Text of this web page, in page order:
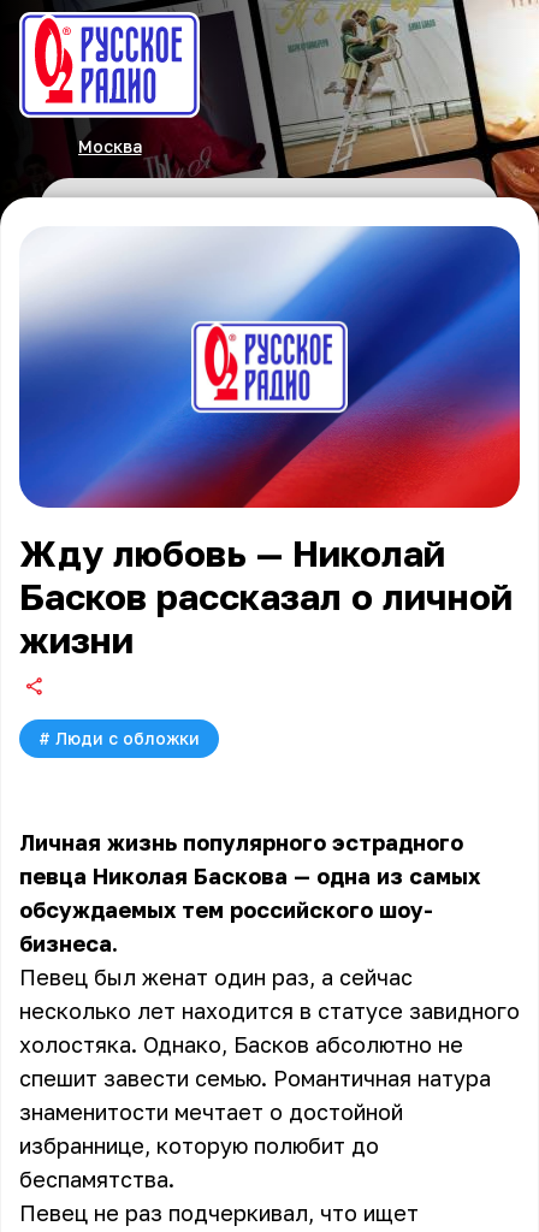
Москва
Жду любовь — Николай
Басков рассказал о личной
жизни
# Люди с обложки
Личная жизнь популярного эстрадного
певца Николая Баскова — одна из самых
обсуждаемых тем российского шоу-
бизнеса.
Певец был женат один раз, а сейчас
несколько лет находится в статусе завидного
холостяка. Однако, Басков абсолютно не
спешит завести семью. Романтичная натура
знаменитости мечтает о достойной
избраннице, которую полюбит до
беспамятства.
Певец не раз подчеркивал, что ищет